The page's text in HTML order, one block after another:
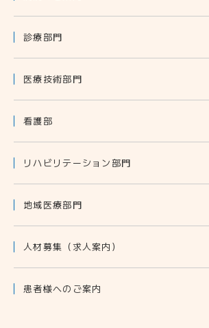
診療部門
医療技術部門
看護部
リハビリテーション部門
地域医療部門
人材募集 （求人案内）
患者様へのご案内